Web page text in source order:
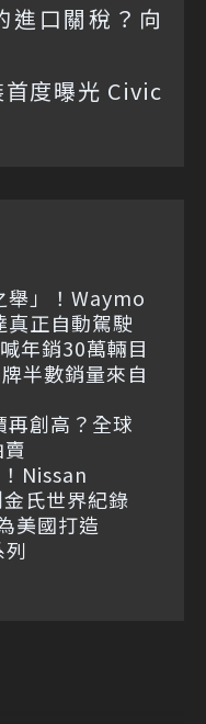
進口關稅？向
度曝光 Civic
舉」！Waymo
正自動駕駛
年銷30萬輛目
半數銷量來自
創高？全球
Nissan
氏世界紀錄
美國打造